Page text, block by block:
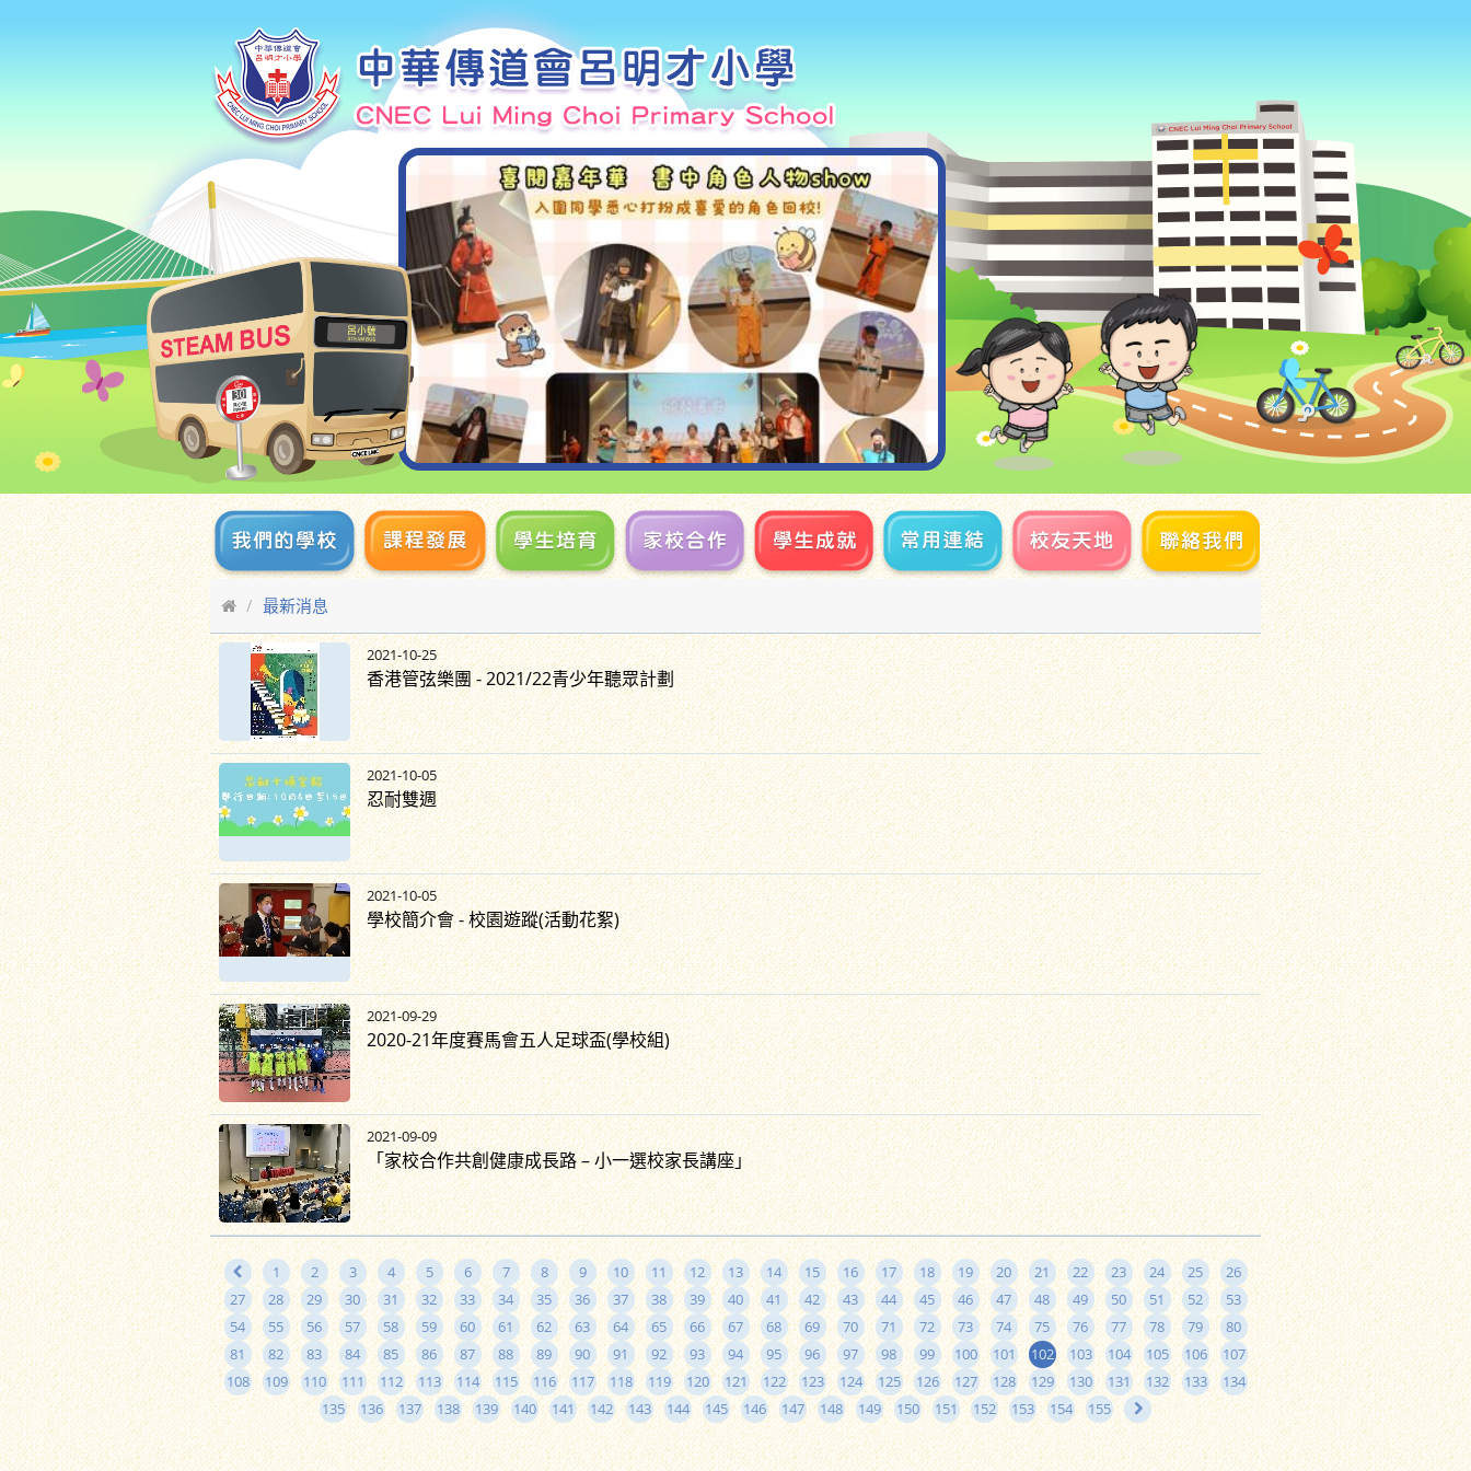
最新消息
2021-10-25
香港管弦樂團 - 2021/22青少年聽眾計劃
2021-10-05
忍耐雙週
2021-10-05
學校簡介會 - 校園遊蹤(活動花絮)
2021-09-29
2020-21年度賽馬會五人足球盃(學校組)
2021-09-09
「家校合作共創健康成長路 – 小一選校家長講座」
1 2 3 4 5 6 7 8 9 10 11 12 13 14 15 16 17 18 19 20 21 22 23 24 25
26
27
28 29 30 31 32 33 34 35 36 37 38 39 40 41 42 43 44 45 46 47 48 49 50 51 52
53
54
55 56 57 58 59 60 61 62 63 64 65 66 67 68 69 70 71 72 73 74 75 76 77 78 79
80
81
82 83 84 85 86 87 88 89 90 91 92 93 94 95 96 97 98 99 100 101 102 103 104 105 106
107
108
109 110 111 112 113 114 115 116 117 118 119 120 121 122 123 124 125 126 127 128 129 130 131 132 133
134
135
136 137 138 139 140 141 142 143 144 145 146 147 148 149 150 151 152 153 154 155